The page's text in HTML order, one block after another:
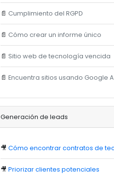
📄 Cumplimiento del RGPD
📄 Cómo crear un informe único
📄 Sitio web de tecnología vencida
📄Encuentra sitios usando Google
Generación de leads
🎥Cómo encontrar contratos de
🎥Priorizar clientes potenciales